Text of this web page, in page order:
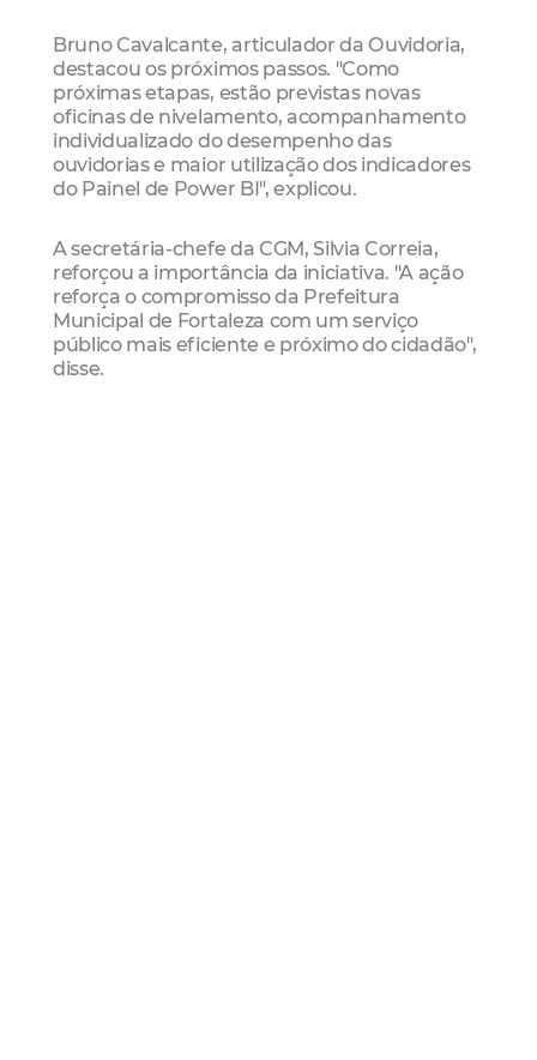
Bruno Cavalcante, articulador da Ouvidoria,
destacou os próximos passos. "Como
próximas etapas, estão previstas novas
oficinas de nivelamento, acompanhamento
individualizado do desempenho das
ouvidorias e maior utilização dos indicadores
do Painel de Power BI", explicou.
A secretária-chefe da CGM, Silvia Correia,
reforçou a importância da iniciativa. "A ação
reforça o compromisso da Prefeitura
Municipal de Fortaleza com um serviço
público mais eficiente e próximo do cidadão",
disse.